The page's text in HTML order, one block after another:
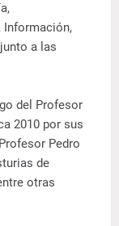
Información,
a las
del Profesor
2010 por sus
Pedro
de
otras